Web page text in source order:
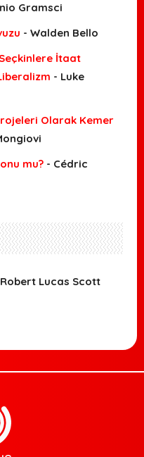
Gramsci
- Walden Bello
İtaat
- Luke
Olarak Kemer
mu? - Cédric
Lucas Scott